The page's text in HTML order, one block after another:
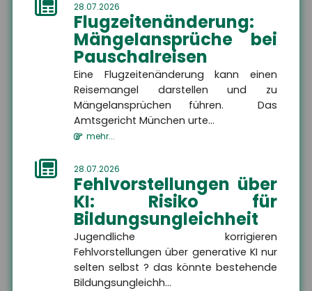
28.07.2026
Flugzeitenänderung:
Mängelansprüche bei
Pauschalreisen
Eine Flugzeitenänderung kann einen
Reisemangel darstellen und zu
Mängelansprüchen führen. Das
Amtsgericht München urte...
mehr...
28.07.2026
Fehlvorstellungen über
KI: Risiko für
Bildungsungleichheit
Jugendliche korrigieren
Fehlvorstellungen über generative KI nur
selten selbst ? das könnte bestehende
Bildungsungleichh...
E-Mail
Bitte rufen Sie mich zurück
Nachricht
ABSENDEN